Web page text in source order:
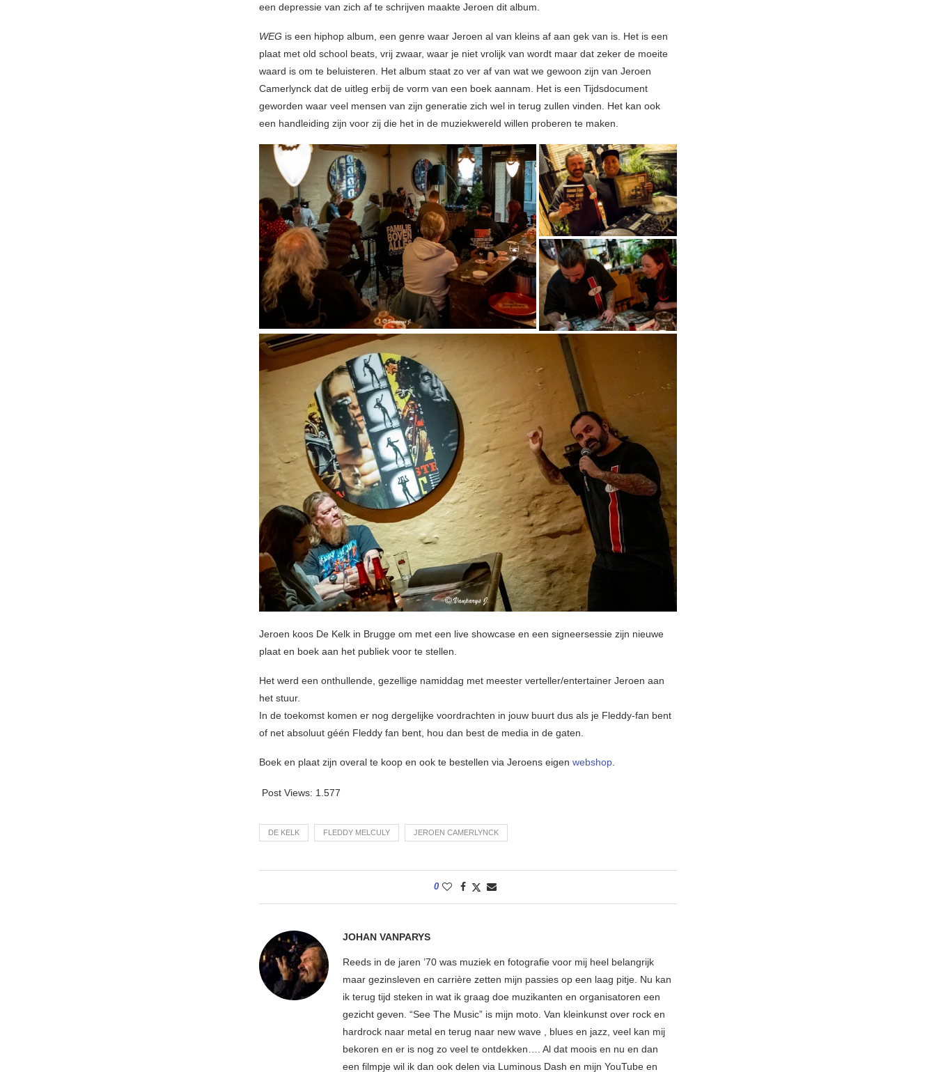
een depressie van zich af te schrijven maakte Jeroen dit album.
WEG is een hiphop album, een genre waar Jeroen al van kleins af aan gek van is. Het is een
plaat met old school beats, vrij zwaar, waar je niet vrolijk van wordt maar dat zeker de moeite
waard is om te beluisteren. Het album staat zo ver af van wat we gewoon zijn van Jeroen
Camerlynck dat de uitleg erbij de vorm van een boek aannam. Het is een Tijdsdocument
geworden waar veel mensen van zijn generatie zich wel in terug zullen vinden. Het kan ook
een handleiding zijn voor zij die het in de muziekwereld willen proberen te maken.
Jeroen koos De Kelk in Brugge om met een live showcase en een signeersessie zijn nieuwe
plaat en boek aan het publiek voor te stellen.
Het werd een onthullende, gezellige namiddag met meester verteller/entertainer Jeroen aan
het stuur.
In de toekomst komen er nog dergelijke voordrachten in jouw buurt dus als je Fleddy-fan bent
of net absoluut géén Fleddy fan bent, hou dan best de media in de gaten.
Boek en plaat zijn overal te koop en ook te bestellen via Jeroens eigen webshop.
Post Views: 1.577
DE KELK FLEDDY MELCULY JEROEN CAMERLYNCK
0
JOHAN VANPARYS
Reeds in de jaren ’70 was muziek en fotografie voor mij heel belangrijk
maar gezinsleven en carrière zetten mijn passies op een laag pitje. Nu kan
ik terug tijd steken in wat ik graag doe muzikanten en organisatoren een
gezicht geven. “See The Music” is mijn moto. Van kleinkunst over rock en
hardrock naar metal en terug naar new wave , blues en jazz, veel kan mij
bekoren en er is nog zo veel te ontdekken…. Al dat moois en nu en dan
een filmpje wil ik dan ook delen via Luminous Dash en mijn YouTube en